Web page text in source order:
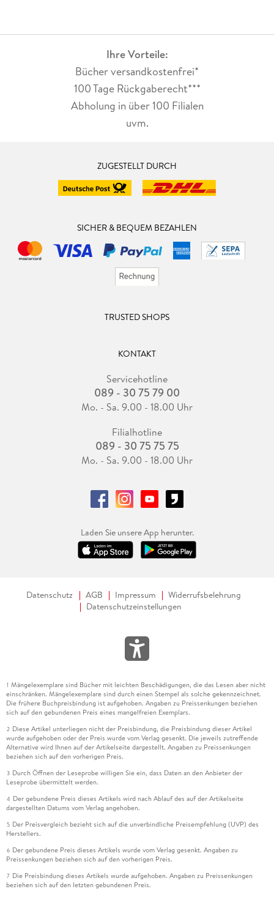
Ihre Vorteile:
Bücher versandkostenfrei*
100 Tage Rückgaberecht***
Abholung in über 100 Filialen
uvm.
ZUGESTELLT DURCH
SICHER & BEQUEM BEZAHLEN
TRUSTED SHOPS
KONTAKT
Servicehotline
089 - 30 75 79 00
Mo. - Sa. 9.00 - 18.00 Uhr
Filialhotline
089 - 30 75 75 75
Mo. - Sa. 9.00 - 18.00 Uhr
Laden Sie unsere App herunter.
Datenschutz AGB Impressum
Widerrufsbelehrung
Datenschutzeinstellungen
1 Mängelexemplare sind Bücher mit leichten Beschädigungen, die das Lesen aber nicht
einschränken. Mängelexemplare sind durch einen Stempel als solche gekennzeichnet.
Die frühere Buchpreisbindung ist aufgehoben. Angaben zu Preissenkungen beziehen
sich auf den gebundenen Preis eines mangelfreien Exemplars.
2 Diese Artikel unterliegen nicht der Preisbindung, die Preisbindung dieser Artikel
wurde aufgehoben oder der Preis wurde vom Verlag gesenkt. Die jeweils zutreffende
Alternative wird Ihnen auf der Artikelseite dargestellt. Angaben zu Preissenkungen
beziehen sich auf den vorherigen Preis.
3 Durch Öffnen der Leseprobe willigen Sie ein, dass Daten an den Anbieter der
Leseprobe übermittelt werden.
4 Der gebundene Preis dieses Artikels wird nach Ablauf des auf der Artikelseite
dargestellten Datums vom Verlag angehoben.
5 Der Preisvergleich bezieht sich auf die unverbindliche Preisempfehlung (UVP) des
Herstellers.
6 Der gebundene Preis dieses Artikels wurde vom Verlag gesenkt. Angaben zu
Preissenkungen beziehen sich auf den vorherigen Preis.
7 Die Preisbindung dieses Artikels wurde aufgehoben. Angaben zu Preissenkungen
beziehen sich auf den letzten gebundenen Preis.